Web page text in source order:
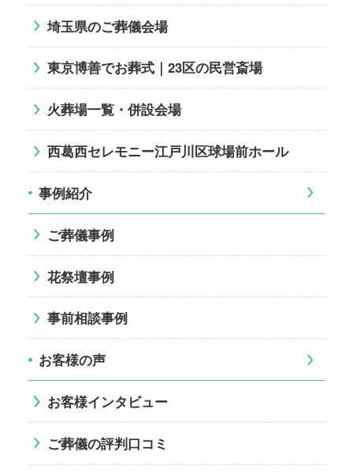
埼玉県のご葬儀会場
東京博善でお葬式｜23区の民営斎場
火葬場一覧・併設会場
西葛西セレモニー江戸川区球場前ホール
事例紹介
ご葬儀事例
花祭壇事例
事前相談事例
お客様の声
お客様インタビュー
ご葬儀の評判口コミ